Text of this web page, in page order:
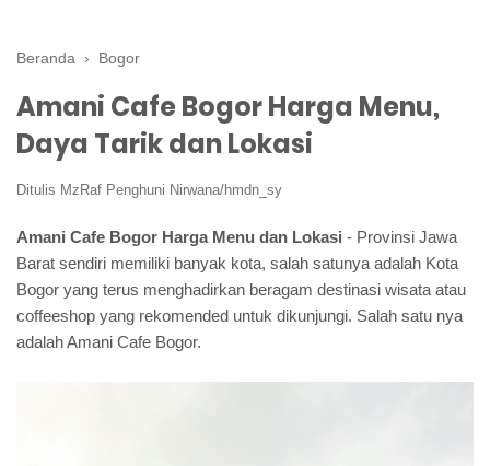
Beranda › Bogor
Amani Cafe Bogor Harga Menu,
Daya Tarik dan Lokasi
Ditulis MzRaf Penghuni Nirwana/hmdn_sy
Amani Cafe Bogor Harga Menu dan Lokasi - Provinsi Jawa
Barat sendiri memiliki banyak kota, salah satunya adalah Kota
Bogor yang terus menghadirkan beragam destinasi wisata atau
coffeeshop yang rekomended untuk dikunjungi. Salah satu nya
adalah Amani Cafe Bogor.